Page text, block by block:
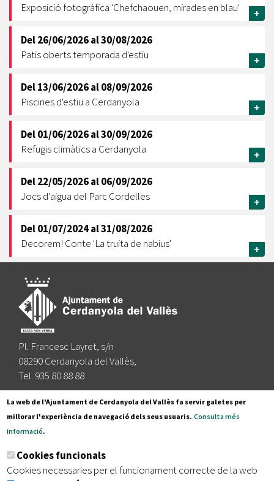
Exposició fotogràfica 'Chefchaouen, mirades en blau'
+
Del26/06/2026al30/08/2026
Patis oberts temporada d'estiu
+
Del13/06/2026al08/09/2026
Piscines d'estiu a Cerdanyola
+
Del01/06/2026al30/09/2026
Refugis climàtics a Cerdanyola
+
Del22/05/2026al06/09/2026
Jocs d'aigua del Parc Cordelles
+
Del01/07/2024al31/08/2026
Decorem! Conte 'La truita de nabius'
+
Pl. Francesc Layret, s/n
08290 Cerdanyola del Vallès,
Tel. 935 80 88 88
Segueix-nos a:
Subscriu-te al nostre butlletí
La web de l'Ajuntament de Cerdanyola del Vallès fa servir galetes per
millorar l'experiència de navegació dels seus usuaris. Consulta més
informació.
Cookies funcionals
Cookies necessaries per el funcionament correcte de la web